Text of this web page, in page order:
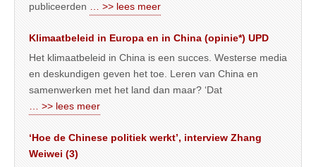
publiceerden … >> lees meer
Klimaatbeleid in Europa en in China (opinie*) UPD
Het klimaatbeleid in China is een succes. Westerse media
en deskundigen geven het toe. Leren van China en
samenwerken met het land dan maar? ‘Dat
… >> lees meer
‘Hoe de Chinese politiek werkt’, interview Zhang
Weiwei (3)